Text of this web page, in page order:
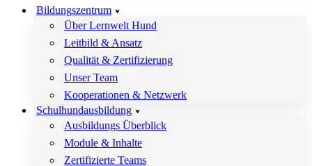
Bildungszentrum
Über Lernwelt Hund
Leitbild & Ansatz
Qualität & Zertifizierung
Unser Team
Kooperationen & Netzwerk
Schulhundausbildung
Ausbildungs Überblick
Module & Inhalte
Zertifizierte Teams